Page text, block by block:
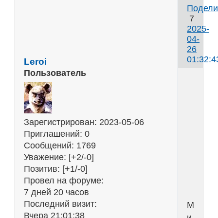
7
2025-
04-
26
Leroi
Пользователь
Зарегистрирован: 2023-05-06
Приглашений: 0
Сообщений: 1769
Уважение: [+2/-0]
Позитив: [+1/-0]
Провел на форуме:
7 дней 20 часов
Последний визит:
Вчера 21:01:38
Можно